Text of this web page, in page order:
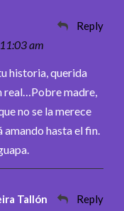
am
Reply
historia, querida
real…Pobre madre,
no se la merece
amando hasta el fin.
Tallón Reply